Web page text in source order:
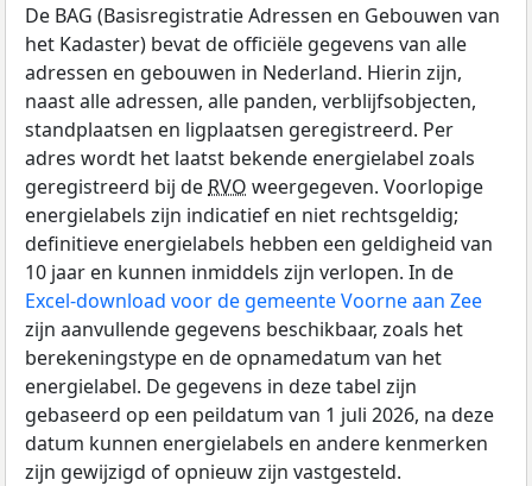
De BAG (Basisregistratie Adressen en Gebouwen van
het Kadaster) bevat de officiële gegevens van alle
adressen en gebouwen in Nederland. Hierin zijn,
naast alle adressen, alle panden, verblijfsobjecten,
standplaatsen en ligplaatsen geregistreerd. Per
adres wordt het laatst bekende energielabel zoals
geregistreerd bij de RVO weergegeven. Voorlopige
energielabels zijn indicatief en niet rechtsgeldig;
definitieve energielabels hebben een geldigheid van
10 jaar en kunnen inmiddels zijn verlopen. In de
Excel-download voor de gemeente Voorne aan Zee
zijn aanvullende gegevens beschikbaar, zoals het
berekeningstype en de opnamedatum van het
energielabel. De gegevens in deze tabel zijn
gebaseerd op een peildatum van 1 juli 2026, na deze
datum kunnen energielabels en andere kenmerken
zijn gewijzigd of opnieuw zijn vastgesteld.